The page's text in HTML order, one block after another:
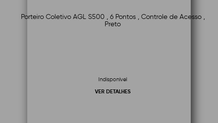
Porteiro Coletivo AGL S500 , 6 Pontos , Controle de Acesso ,
Preto
Indisponível
VER DETALHES